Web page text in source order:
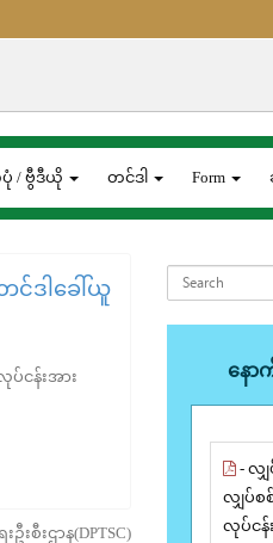
/ ဗွီဒီယို တင်ဒါ Form
င်ဒါခေါ်ယူ
ငန်းအား
စီးဌာန(DPTSC)
နော
- လျှ
လျှပ်စ
လုပ်ငန်